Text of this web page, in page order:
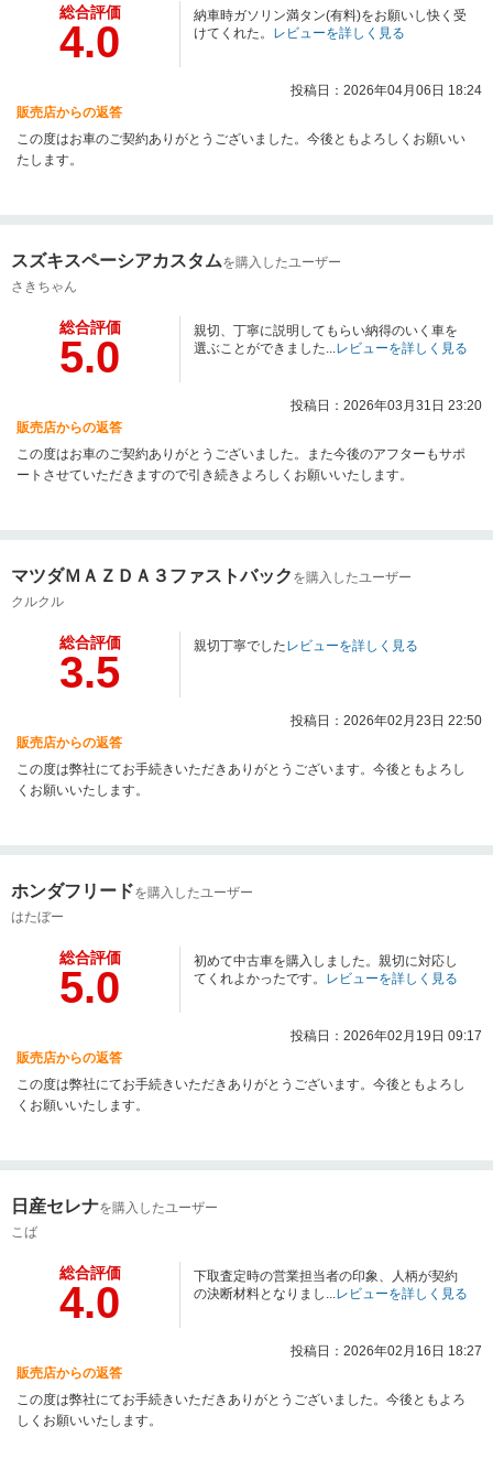
総合評価
4.0
納車時ガソリン満タン(有料)をお願いし快く受
けてくれた。 レビューを詳しく見る
投稿日：2026年04月06日 18:24
販売店からの返答
この度はお車のご契約ありがとうございました。今後ともよろしくお願いい
たします。
スズキスペーシアカスタムを購入したユーザー
さきちゃん
総合評価
5.0
親切、丁寧に説明してもらい納得のいく車を
選ぶことができました...レビューを詳しく見る
投稿日：2026年03月31日 23:20
販売店からの返答
この度はお車のご契約ありがとうございました。また今後のアフターもサポ
ートさせていただきますので引き続きよろしくお願いいたします。
マツダＭＡＺＤＡ３ファストバック を購入したユーザー
クルクル
総合評価
3.5
親切丁寧でしたレビューを詳しく見る
投稿日：2026年02月23日 22:50
販売店からの返答
この度は弊社にてお手続きいただきありがとうございます。今後ともよろし
くお願いいたします。
ホンダフリードを購入したユーザー
はたぼー
総合評価
5.0
初めて中古車を購入しました。親切に対応し
てくれよかったです。 レビューを詳しく見る
投稿日：2026年02月19日 09:17
販売店からの返答
この度は弊社にてお手続きいただきありがとうございます。今後ともよろし
くお願いいたします。
日産セレナを購入したユーザー
こば
総合評価
4.0
下取査定時の営業担当者の印象、人柄が契約
の決断材料となりまし...レビューを詳しく見る
投稿日：2026年02月16日 18:27
販売店からの返答
この度は弊社にてお手続きいただきありがとうございました。今後ともよろ
しくお願いいたします。